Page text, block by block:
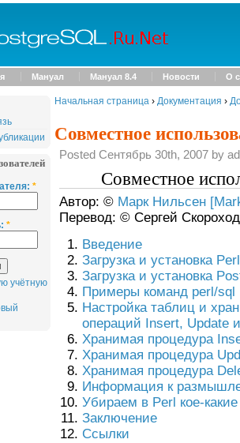
Мануал Мануал 8.4 Новости О
*
*
учётную
Начальная страница› Документация ›
Совместное
Posted Сентябрь 30th, 2007 by
Совместное
Автор: © Марк Нильсен
Перевод: © Сергей
Введение
Загрузка и установка Perl
Загрузка и установка
Примеры команд perl/sql
Настройка таблиц и
операций Insert, Update
Хранимая процедура
Хранимая процедура
Хранимая процедура
Информация к
Убираем в Perl кое-
Заключение
Ссылки